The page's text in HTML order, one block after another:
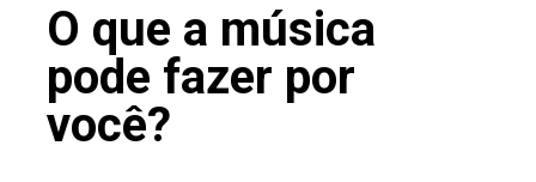
O que a música
pode fazer por
você?